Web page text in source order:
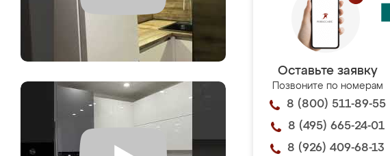
Оставьте заявку
Позвоните по номерам
8 (800) 511-89-55
8 (495) 665-24-01
8 (926) 409-68-13